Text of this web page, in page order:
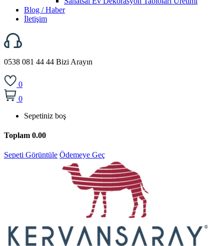
Blog / Haber
İletişim
0538 081 44 44 Bizi Arayın
0
0
Sepetiniz boş
Toplam 0.00
Sepeti Görüntüle Ödemeye Geç